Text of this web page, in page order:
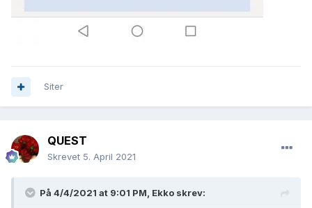
Siter
QUEST
Skrevet 5. April 2021
På 4/4/2021 at 9:01 PM, Ekko skrev: